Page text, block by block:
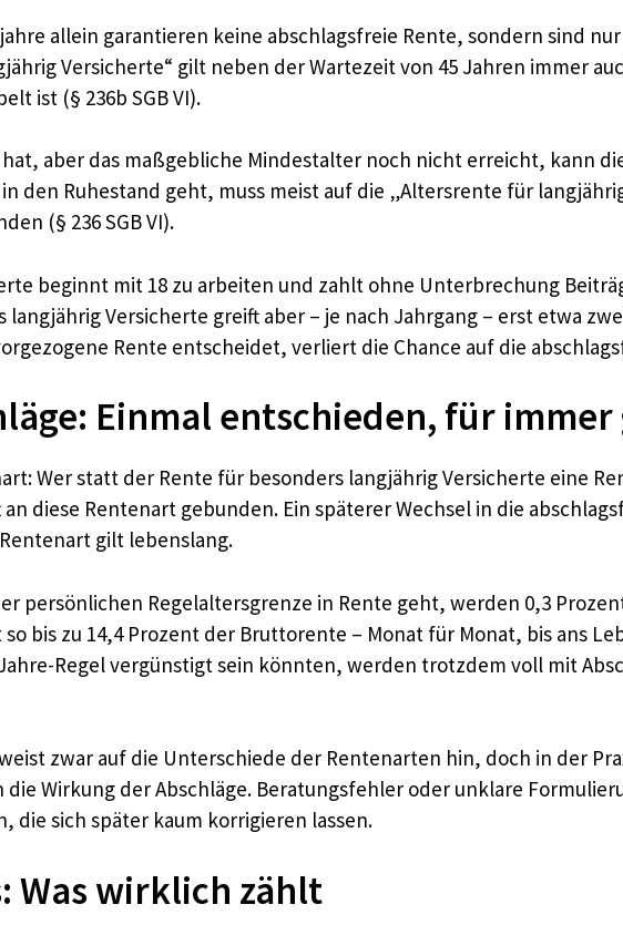
allein garantieren keine abschlagsfreie Rente, sondern sind
Versicherte“ gilt neben der Wartezeit von 45 Jahren immer
ist (§ 236b SGB VI).
hat, aber das maßgebliche Mindestalter noch nicht erreicht, kann
den Ruhestand geht, muss meist auf die „Altersrente für
(§ 236 SGB VI).
beginnt mit 18 zu arbeiten und zahlt ohne Unterbrechung
Versicherte greift aber – je nach Jahrgang – erst etwa
Rente entscheidet, verliert die Chance auf die
Einmal entschieden, für
Wer statt der Rente für besonders langjährig Versicherte eine
diese Rentenart gebunden. Ein späterer Wechsel in die
gilt lebenslang.
persönlichen Regelaltersgrenze in Rente geht, werden 0,3
bis zu 14,4 Prozent der Bruttorente – Monat für Monat, bis ans
Regel vergünstigt sein könnten, werden trotzdem voll mit
zwar auf die Unterschiede der Rentenarten hin, doch in der
Wirkung der Abschläge. Beratungsfehler oder unklare
die sich später kaum korrigieren lassen.
Was wirklich zählt